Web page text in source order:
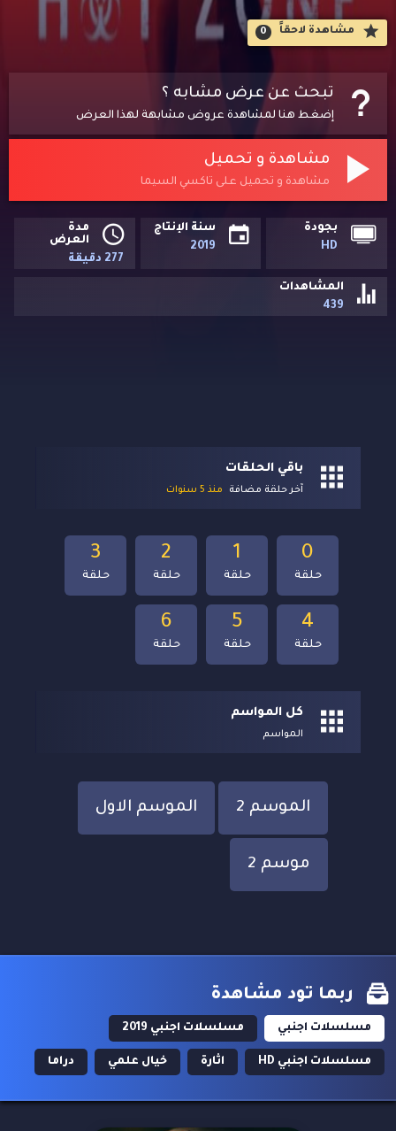
مشاهدة لاحقاََ 0
تبحث عن عرض مشابه ؟
إضغط هنا لمشاهدة عروض مشابهة لهذا العرض
مشاهدة و تحميل
مشاهدة و تحميل على تاكسي السيما
بجودة
HD
سنة الإنتاج
2019
مدة
العرض
277 دقيقة
المشاهدات
439
باقي الحلقات
آخر حلقة مضافة منذ 5 سنوات
6
حلقة
5
حلقة
4
حلقة
3
حلقة
2
حلقة
1
حلقة
0
حلقة
كل المواسم
المواسم
الموسم 2 الموسم الاول
موسم 2
ربما تود مشاهدة
مسلسلات اجنبي مسلسلات اجنبي 2019
مسلسلات اجنبي HD اثارة خيال علمي دراما